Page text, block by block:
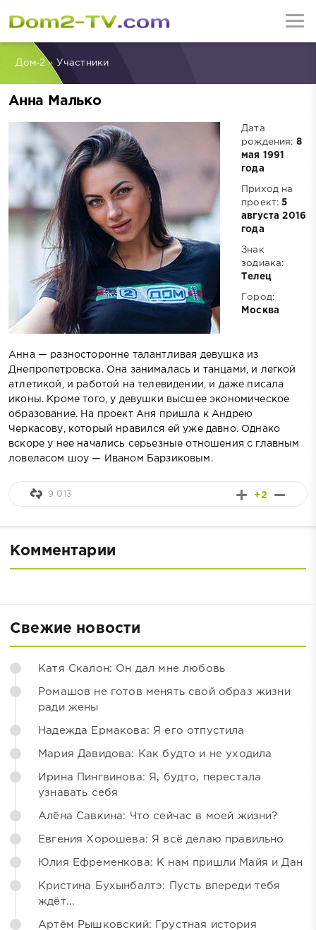
Дом-2» Участники
Анна Малько
Дата
рождения: 8
мая 1991
года
Приход на
проект:5
августа 2016
года
Знак
зодиака:
Телец
Город:
Москва
Анна — разносторонне талантливая девушка из
Днепропетровска. Она занималась и танцами, и легкой
атлетикой, и работой на телевидении, и даже писала
иконы. Кроме того, у девушки высшее экономическое
образование. На проект Аня пришла к Андрею
Черкасову, который нравился ей уже давно. Однако
вскоре у нее начались серьезные отношения с главным
ловеласом шоу — Иваном Барзиковым.
+2
9 013
Комментарии
Свежие новости
Катя Скалон: Он дал мне любовь
Ромашов не готов менять свой образ жизни
ради жены
Надежда Ермакова: Я его отпустила
Мария Давидова: Как будто и не уходила
Ирина Пингвинова: Я, будто, перестала
узнавать себя
Алёна Савкина: Что сейчас в моей жизни?
Евгения Хорошева: Я всё делаю правильно
Юлия Ефременкова: К нам пришли Майя и Дан
Кристина Бухынбалтэ: Пусть впереди тебя
ждёт...
Артём Рышковский: Грустная история